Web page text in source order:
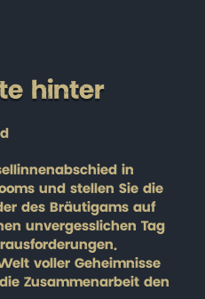
hinter
in
und stellen Sie die
des Bräutigams auf
unvergesslichen Tag
voller Geheimnisse
Zusammenarbeit den